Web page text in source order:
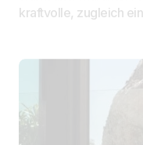
kraftvolle, zugleich